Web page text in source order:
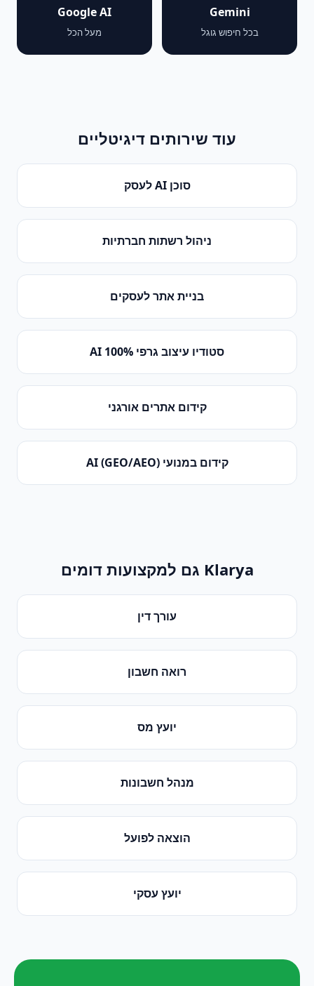
Gemini
בכל חיפוש גוגל
Google AI
מעל הכל
עוד שירותים דיגיטליים
סוכן AI לעסק
ניהול רשתות חברתיות
בניית אתר לעסקים
סטודיו עיצוב גרפי 100% AI
קידום אתרים אורגני
קידום במנועי AI (GEO/AEO)
Klarya גם למקצועות דומים
עורך דין
רואה חשבון
יועץ מס
מנהל חשבונות
הוצאה לפועל
יועץ עסקי